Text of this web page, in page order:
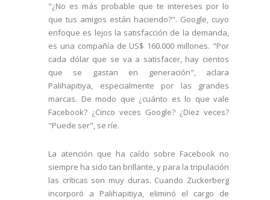
"¿No es más probable que te intereses por lo
que tus amigos están haciendo?". Google, cuyo
enfoque es lejos la satisfacción de la demanda,
es una compañía de US$ 160.000 millones. "Por
cada dólar que se va a satisfacer, hay cientos
que se gastan en generación", aclara
Palihapitiya, especialmente por las grandes
marcas. De modo que ¿cuánto es lo que vale
Facebook? ¿Cinco veces Google? ¿Diez veces?
"Puede ser", se ríe.
La atención que ha caído sobre Facebook no
siempre ha sido tan brillante, y para la tripulación
las críticas son muy duras. Cuando Zuckerberg
incorporó a Palihapitiya, eliminó el cargo de